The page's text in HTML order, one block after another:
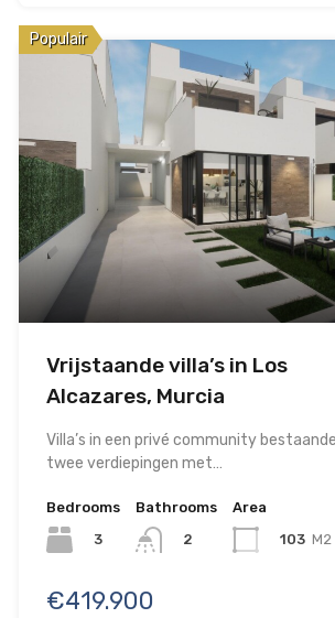
Populair
Vrijstaande villa’s in Los
Alcazares, Murcia
Villa’s in een privé community
twee verdiepingen met…
Bedrooms
3
Bathrooms
2
Area
103 M2
€419.900